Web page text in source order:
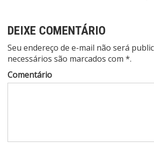
DEIXE COMENTÁRIO
Seu endereço de e-mail não será
necessários são marcados com *.
Comentário